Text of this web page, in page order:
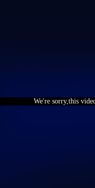
We're sorry,this